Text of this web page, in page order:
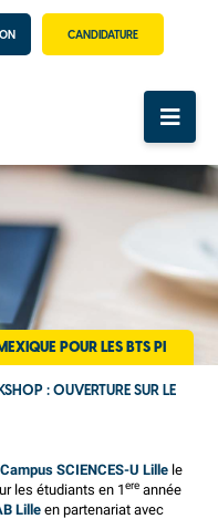
CANDIDATURE
POUR LES BTS PI
: OUVERTURE SUR LE
Campus SCIENCES-U Lille le
les étudiants en 1ere année
Lille en partenariat avec